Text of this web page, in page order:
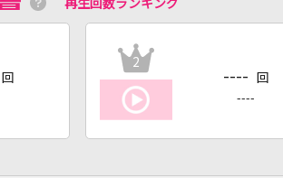
再生回数ランキング
回
2
---- 回
----